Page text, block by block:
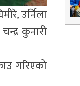
उर्मिला
कुमारी
गरिएको